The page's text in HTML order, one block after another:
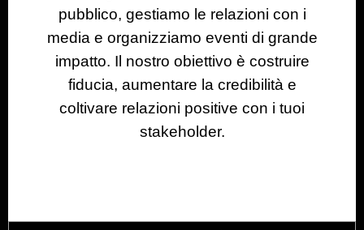
pubblico, gestiamo le relazioni con i
media e organizziamo eventi di grande
impatto. Il nostro obiettivo è costruire
fiducia, aumentare la credibilità e
coltivare relazioni positive con i tuoi
stakeholder.